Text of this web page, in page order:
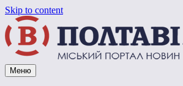
Skip to content
Vpoltave.info
Полтавський портал новин
Меню